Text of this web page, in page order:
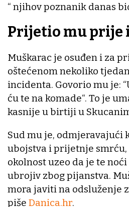
“ njihov poznanik danas
Prijetio mu prije
Muškarac je osuđen i za
oštećenom nekoliko
incidenta. Govorio mu je:
ću te na komade“. To je
kasnije u birtiji u
Sud mu je, odmjeravajući
ubojstva i prijetnje smrću,
okolnost uzeo da je te
ubrojiv zbog pijanstva.
mora javiti na odsluženje
piše Danica.hr.